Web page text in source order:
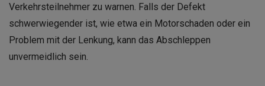
Verkehrsteilnehmer zu warnen. Falls der Defekt
schwerwiegender ist, wie etwa ein Motorschaden oder ein
Problem mit der Lenkung, kann das Abschleppen
unvermeidlich sein.